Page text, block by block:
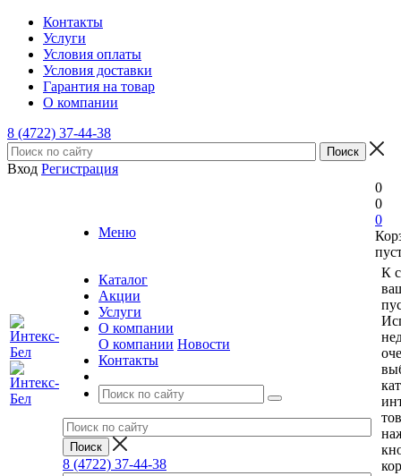
Контакты
Услуги
Условия оплаты
Условия доставки
Гарантия на товар
О компании
8 (4722) 37-44-38
Вход Регистрация
Меню
Каталог
Акции
Услуги
О компании
О компании Новости
Контакты
8 (4722) 37-44-38
0
0
0
К